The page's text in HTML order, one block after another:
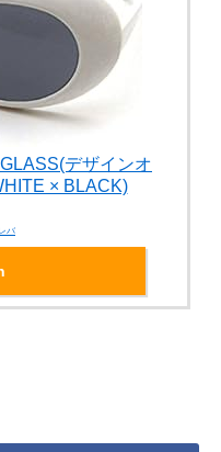
デザインオ
× BLACK)
バ